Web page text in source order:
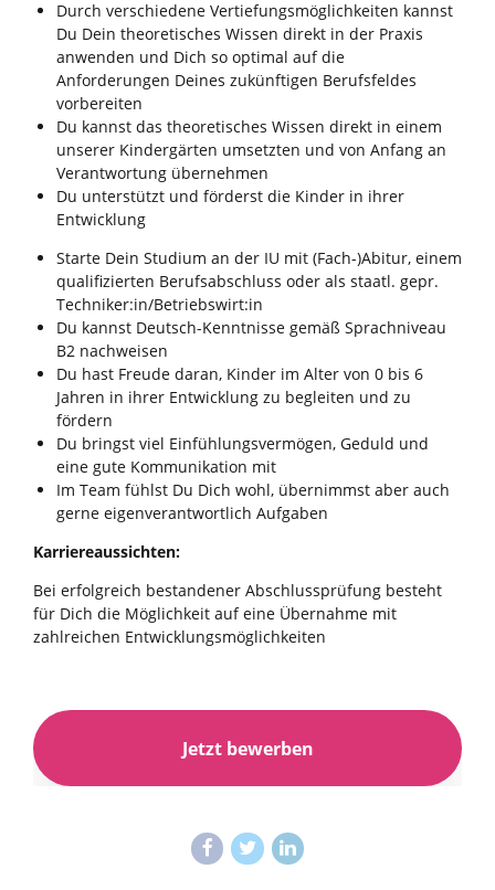
Durch verschiedene Vertiefungsmöglichkeiten kannst
Du Dein theoretisches Wissen direkt in der Praxis
anwenden und Dich so optimal auf die
Anforderungen Deines zukünftigen Berufsfeldes
vorbereiten
Du kannst das theoretisches Wissen direkt in einem
unserer Kindergärten umsetzten und von Anfang an
Verantwortung übernehmen
Du unterstützt und förderst die Kinder in ihrer
Entwicklung
Starte Dein Studium an der IU mit (Fach-)Abitur, einem
qualifizierten Berufsabschluss oder als staatl. gepr.
Techniker:in/Betriebswirt:in
Du kannst Deutsch-Kenntnisse gemäß Sprachniveau
B2 nachweisen
Du hast Freude daran, Kinder im Alter von 0 bis 6
Jahren in ihrer Entwicklung zu begleiten und zu
fördern
Du bringst viel Einfühlungsvermögen, Geduld und
eine gute Kommunikation mit
Im Team fühlst Du Dich wohl, übernimmst aber auch
gerne eigenverantwortlich Aufgaben
Karriereaussichten:
Bei erfolgreich bestandener Abschlussprüfung besteht
für Dich die Möglichkeit auf eine Übernahme mit
zahlreichen Entwicklungsmöglichkeiten